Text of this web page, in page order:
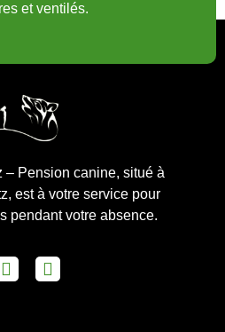
et ventilés.
– Pension canine, situé à
est à votre service pour
pendant votre absence.